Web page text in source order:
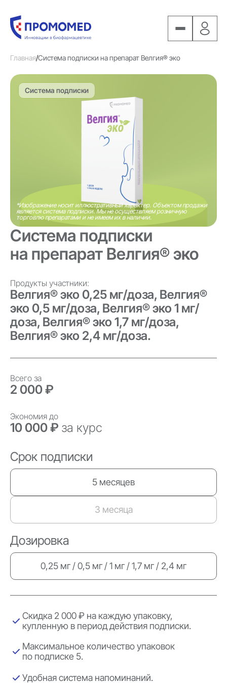
Главная/Система подписки на препарат Велгия® эко
Система подписки
*Изображение носит иллюстративный характер. Объектом продажи
является система подписки. Мы не осуществляем розничную
торговлю препаратами и не имеем их в наличии.
Система подписки
на препарат Велгия® эко
Продукты участники:
Велгия® эко 0,25 мг/доза, Велгия®
эко 0,5 мг/доза, Велгия® эко 1 мг/
доза, Велгия® эко 1,7 мг/доза,
Велгия® эко 2,4 мг/доза.
Всего за
2 000 ₽
Экономия до
10 000 ₽ за курс
Срок подписки
5 месяцев
3 месяца
Дозировка
0,25 мг / 0,5 мг / 1 мг / 1,7 мг / 2,4 мг
Скидка 2 000 ₽ на каждую упаковку,
купленную в период действия подписки.
Максимальное количество упаковок
по подписке 5.
Удобная система напоминаний.